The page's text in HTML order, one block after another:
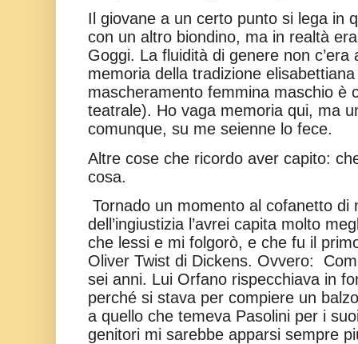
Il giovane a un certo punto si lega in
con un altro biondino, ma in realtà
Goggi. La fluidità di genere non c’era
memoria della tradizione
mascheramento femmina maschio è
teatrale). Ho vaga memoria qui, ma
comunque, su me seienne lo fece.
Altre cose che ricordo aver capito:
cosa.
Tornado un momento al cofanetto di
dell’ingiustizia l’avrei capita molto
che lessi e mi folgorò, e che fu il
Oliver Twist di Dickens. Ovvero:
sei anni. Lui Orfano rispecchiava in
perché si stava per compiere un
a quello che temeva Pasolini per i
genitori mi sarebbe apparsi sempre